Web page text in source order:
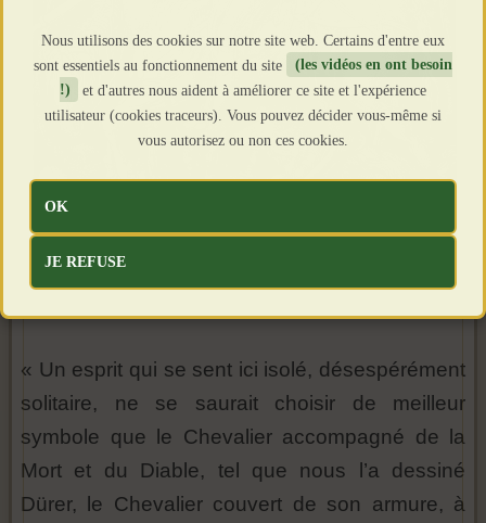
« Un esprit qui se sent ici isolé, désespérément
solitaire, ne se saurait choisir de meilleur
symbole que le Chevalier accompagné de la
Mort et du Diable, tel que nous l’a dessiné
Dürer, le Chevalier couvert de son armure, à
Nous utilisons des cookies sur notre site web. Certains d'entre eux
sont essentiels au fonctionnement du site
(les vidéos en ont besoin
!)
et d'autres nous aident à améliorer ce site et l'expérience
utilisateur (cookies traceurs). Vous pouvez décider vous-même si
vous autorisez ou non ces cookies.
OK
JE REFUSE